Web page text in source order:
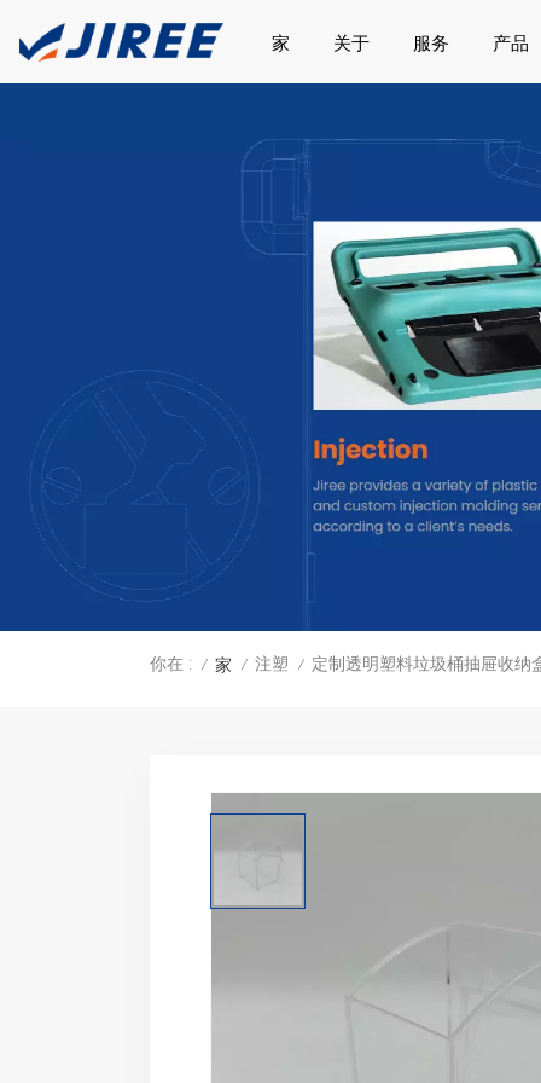
家 关于 服务 产品
你在 : / 家 / 注塑 / 定制透明塑料垃圾桶抽屉收纳